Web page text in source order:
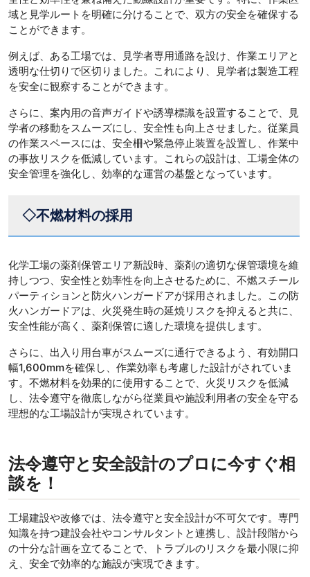
域と見学ルートを明確に分けることで、双方の安全を確保する
ことができます。
例えば、ある工場では、見学者専用通路を設け、作業エリアと
透明な仕切りで区切りました。これにより、見学者は製造工程
を安全に観察することができます。
さらに、案内用の音声ガイドや誘導標識を設置することで、見
学者の移動をスムーズにし、安全性も向上させました。従業員
の作業スペースには、安全柵や緊急停止装置を設置し、作業中
の事故リスクを低減しています。これらの設計は、工場全体の
安全管理を強化し、効率的な運営の基盤となっています。
◇不燃材料の採用
化学工場の薬剤保管エリア新設時、薬剤の適切な保管環境を維
持しつつ、安全性と効率性を向上させるために、不燃スチール
パーティションと防火ハンガードアが採用されました。この防
火ハンガードアは、火災発生時の延焼リスクを抑えると共に、
安全性能が高く、薬剤保管に適した環境を提供します。
さらに、出入り用台車がスムーズに通行できるよう、有効開口
幅1,600mmを確保し、作業効率も考慮した設計がされていま
す。不燃材料を効果的に使用することで、火災リスクを低減
し、法令遵守を徹底しながら従業員や施設利用者の安全を守る
理想的な工場設計が実現されています。
法令遵守と安全設計のプロに今すぐ相
談を！
工場建設や改修では、法令遵守と安全設計が不可欠です。専門
知識を持つ建設会社やコンサルタントと連携し、設計段階から
の十分な計画を立てることで、トラブルのリスクを最小限に抑
え、安全で効率的な施設が実現できます。